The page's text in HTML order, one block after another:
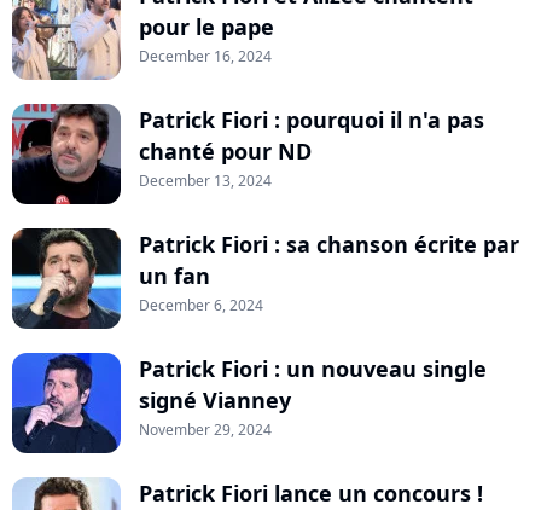
pour le pape
December 16, 2024
Patrick Fiori : pourquoi il n'a pas
chanté pour ND
December 13, 2024
Patrick Fiori : sa chanson écrite par
un fan
December 6, 2024
Patrick Fiori : un nouveau single
signé Vianney
November 29, 2024
Patrick Fiori lance un concours !